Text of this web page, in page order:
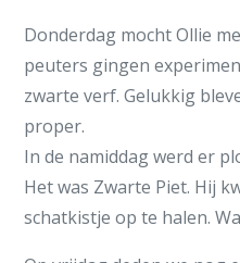
Donderdag mocht Ollie
peuters gingen
zwarte verf. Gelukkig
proper.
In de namiddag werd er
Het was Zwarte Piet. Hij
schatkistje op te halen.